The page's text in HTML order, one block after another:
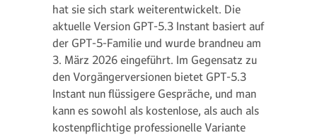
hat sie sich stark weiterentwickelt. Die
aktuelle Version GPT-5.3 Instant basiert auf
der GPT-5-Familie und wurde brandneu am
3. März 2026 eingeführt. Im Gegensatz zu
den Vorgängerversionen bietet GPT-5.3
Instant nun flüssigere Gespräche, und man
kann es sowohl als kostenlose, als auch als
kostenpflichtige professionelle Variante